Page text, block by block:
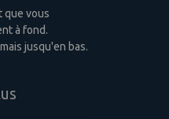
que vous
à fond.
jusqu'en bas.